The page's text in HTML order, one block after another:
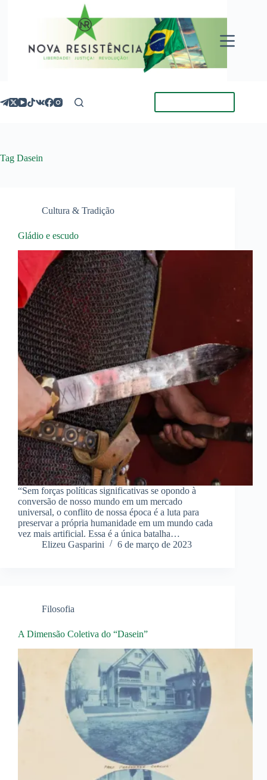
Tag Dasein
Cultura & Tradição
Gládio e escudo
“Sem forças políticas significativas se opondo à
conversão de nosso mundo em um mercado
universal, o conflito de nossa época é a luta para
preservar a própria humanidade em um mundo cada
vez mais artificial. Essa é a única batalha…
Elizeu Gasparini
6 de março de 2023
Filosofia
A Dimensão Coletiva do “Dasein”